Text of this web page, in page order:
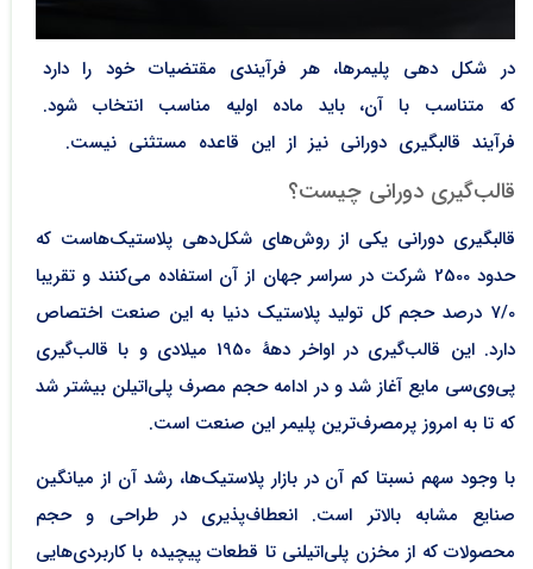
در شکل دهی پلیمرها، هر فرآیندی مقتضیات خود را دارد
که متناسب با آن، باید ماده اولیه مناسب انتخاب شود.
فرآیند قالبگیری دورانی نیز از این قاعده مستثنی نیست.
قالب‌گیری دورانی چیست؟
قالبگیری دورانی یکی از روش‌های شکل‌دهی پلاستیک‌هاست که
حدود 2500 شرکت در سراسر جهان از آن استفاده می‌‌کنند و تقریبا
7/0 درصد حجم کل تولید پلاستیک دنیا به این صنعت اختصاص
دارد. این قالب‌گیری در اواخر دهۀ 1950 میلادی و با قالب‌گیری
پی‌وی‌سی مایع آغاز شد و در ادامه حجم مصرف پلی‌اتیلن بیشتر شد
که تا به امروز پرمصرف‌ترین پلیمر این صنعت است.
با وجود سهم نسبتا کم آن در بازار پلاستیک‌‌ها، رشد آن از میانگین
صنایع مشابه بالاتر است. انعطاف‌پذیری در طراحی و حجم
محصولات که از مخزن پلی‌اتیلنی تا قطعات پیچیده با کاربردی‌هایی